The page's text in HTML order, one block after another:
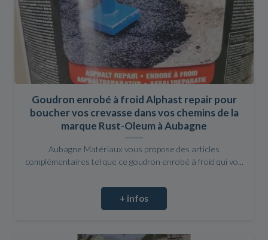
Goudron enrobé à froid Alphast repair pour
boucher vos crevasse dans vos chemins de la
marque Rust-Oleum à Aubagne
Aubagne Matériaux vous propose des articles
complémentaires tel que ce goudron enrobé à froid qui vo...
+ infos